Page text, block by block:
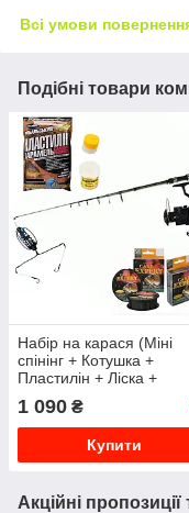
Всі умови
Подібні товари
Набір на карася (Міні
спінінг + Котушка +
Пластилін + Ліска +
1 090 ₴
Купити
Акційні